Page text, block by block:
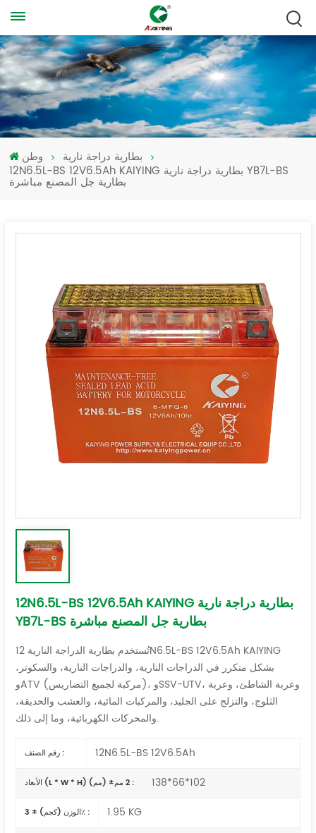
وطن
بطارية دراجة نارية
12N6.5L-BS 12V6.5Ah KAIYING بطارية دراجة نارية YB7L-BS
بطارية جل المصنع مباشرة
12N6.5L-BS 12V6.5Ah KAIYING بطارية دراجة نارية
YB7L-BS بطارية جل المصنع مباشرة
تُستخدم بطارية الدراجة النارية 12N6.5L-BS 12V6.5Ah KAIYING
بشكل متكرر في الدراجات النارية، والدراجات النارية، والسكوتر،
وATV (مركبة لجميع التضاريس)، وSSV-UTV، وعربة الشاطئ، وعربة
الثلوج، والتزلج على الجليد، والمركبات المائية، والعشب والحديقة،
والمحركات الكهربائية، وما إلى ذلك.
رقم الصنف : 12N6.5L-BS 12V6.5Ah
الأبعاد (L * W * H) (مم) ±2 مم : 138*66*102
الوزن (كجم) ± 3٪ : 1.95 KG